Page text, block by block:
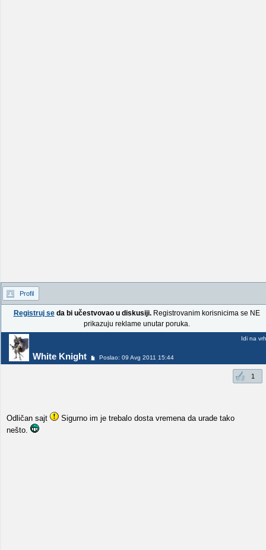
Profil
Registruj seda bi učestvovao u diskusiji.Registrovanim korisnicima se NE
prikazuju reklame unutar poruka.
White Knight Poslao: 09 Avg 2011 15:44
Idi na vrh
1
Odličan sajt
Sigurno im je trebalo dosta vremena da urade tako
nešto.